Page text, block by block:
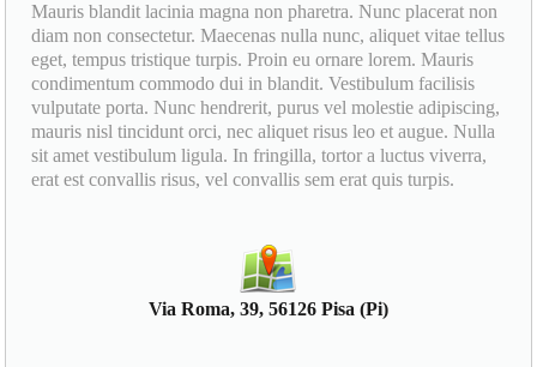
Mauris blandit lacinia magna non pharetra. Nunc placerat non
diam non consectetur. Maecenas nulla nunc, aliquet vitae tellus
eget, tempus tristique turpis. Proin eu ornare lorem. Mauris
condimentum commodo dui in blandit. Vestibulum facilisis
vulputate porta. Nunc hendrerit, purus vel molestie adipiscing,
mauris nisl tincidunt orci, nec aliquet risus leo et augue. Nulla
sit amet vestibulum ligula. In fringilla, tortor a luctus viverra,
erat est convallis risus, vel convallis sem erat quis turpis.
Via Roma, 39, 56126 Pisa (Pi)